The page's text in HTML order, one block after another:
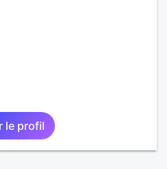
le profil